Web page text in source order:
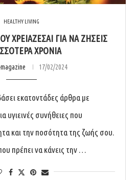
HEALTHY LIVING
ΧΡΕΙΑΖΕΣΑΙ ΓΙΑ ΝΑ ΖΗΣΕΙΣ
ΧΡΟΝΙΑ
17/02/2024
εκατοντάδες άρθρα με
υγιεινές συνήθειες που
και την ποσότητα της ζωής σου.
πρέπει να κάνεις την …